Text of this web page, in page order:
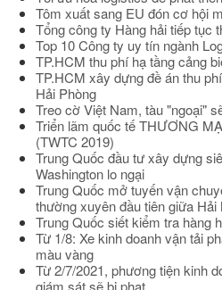
Tôm xuất sang EU đón cơ hội
Tổng công ty Hàng hải tiếp tục
Top 10 Công ty uy tín ngành
TP.HCM thu phí hạ tầng cảng
TP.HCM xây dựng đề án thu
Hải Phòng
Treo cờ Việt Nam, tàu "ngoại"
Triển lãm quốc tế THƯƠNG
(TWTC 2019)
Trung Quốc đầu tư xây dựng
Washington lo ngại
Trung Quốc mở tuyến vận
thường xuyên đầu tiên giữa
Trung Quốc siết kiểm tra hàng
Từ 1/8: Xe kinh doanh vận tải
màu vàng
Từ 2/7/2021, phương tiện kinh
giám sát sẽ bị phạt